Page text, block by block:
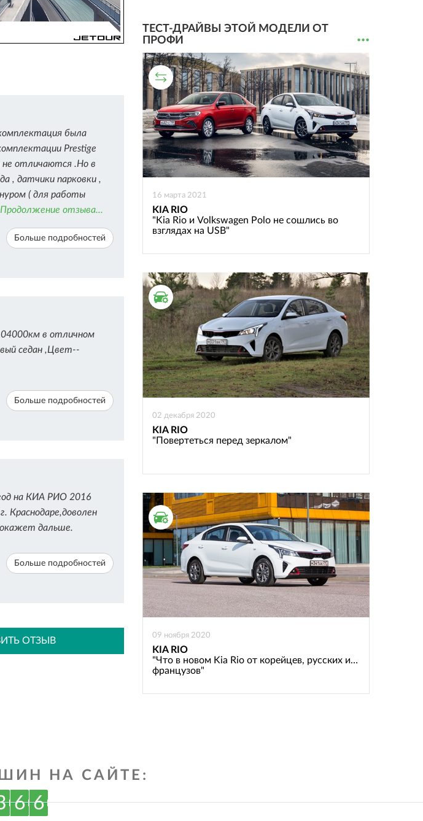
была
Prestige
отличаются .Но в
, датчики парковки ,
( для работы
Продолжение отзыва...
Больше подробностей
в отличном
седан ,Цвет--
Больше подробностей
на КИА РИО 2016
Краснодаре,доволен
дальше.
Больше подробностей
ОТЗЫВ
ТЕСТ-ДРАЙВЫ ЭТОЙ МОДЕЛИ ОТ
ПРОФИ
...
СРАВНИТЕЛЬНЫЙ ТЕСТ
16 марта 2021
KIA RIO
"Kia Rio и Volkswagen Polo не сошлись во
взглядах на USB"
ТЕСТ ДРАЙВ
02 декабря 2020
KIA RIO
"Повертеться перед зеркалом"
ТЕСТ ДРАЙВ
09 ноября 2020
KIA RIO
"Что в новом Kia Rio от корейцев, русских и…
французов"
НА САЙТЕ:
6 6